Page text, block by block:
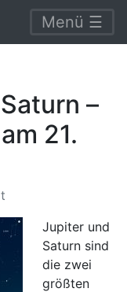
Menü ☰
–
21.
Jupiter und
Saturn sind
die zwei
größten